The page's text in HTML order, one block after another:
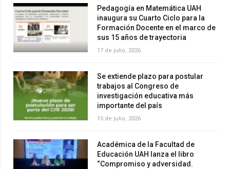
Pedagogía en Matemática UAH
inaugura su Cuarto Ciclo para la
Formación Docente en el marco de
sus 15 años de trayectoria
17 de julio, 2026
Se extiende plazo para postular
trabajos al Congreso de
investigación educativa más
importante del país
15 de julio, 2026
Académica de la Facultad de
Educación UAH lanza el libro
“Compromiso y adversidad.